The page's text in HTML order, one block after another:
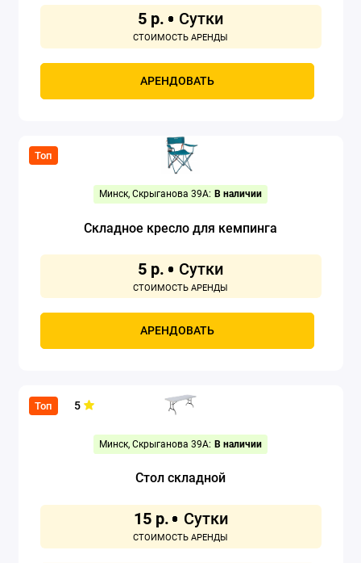
5 р.
АРЕНДОВАТЬ
Топ
Минск, Скрыганова 39А: В наличии
Складное кресло для кемпинга
5 р.
АРЕНДОВАТЬ
Топ 5
Минск, Скрыганова 39А: В наличии
Стол складной
15 р.